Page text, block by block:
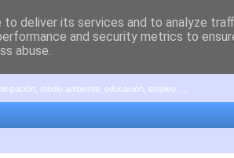
medio ambiente, educación, empleo, ...
deliver its services and to analyze
and security metrics to
abuse.